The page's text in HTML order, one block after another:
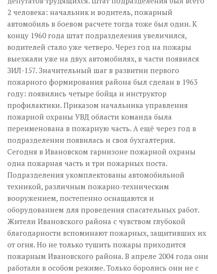
2 человека: начальник и водитель, пожарный
автомобиль в боевом расчете тогда тоже был один. К
концу 1960 года штат подразделения увеличился,
водителей стало уже четверо. Через год на пожары
выезжали уже на двух автомобилях, в части появился
ЗИЛ-157. Значительный шаг в развитии первого
пожарного формирования района был сделан в 1963
году: появились четыре бойца и инструктор
профилактики. Приказом начальника управления
пожарной охраны УВД области команда была
переименована в пожарную часть. А ещё через год в
подразделении появилась и своя бухгалтерия.
Сегодня в Ивановском гарнизоне пожарной охраны
одна пожарная часть и три пожарных поста.
Подразделения укомплектованы автомобильной
техникой, различным пожарно-техническим
вооружением, постепенно оснащаются и
оборудованием для проведения спасательных работ.
Жители Ивановского района с чувством глубокой
благодарности вспоминают пожарных, защитивших их
от огня. Но не только тушить пожары приходится
пожарным Ивановского района. В апреле 2004 года они
работали в особом режиме. Только боролись они не с